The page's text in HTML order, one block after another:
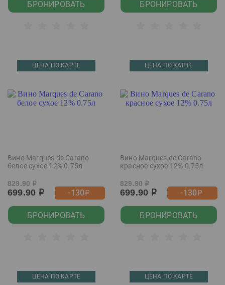
БРОНИРОВАТЬ БРОНИРОВАТЬ
ЦЕНА ПО КАРТЕ
Вино Marques de Carano
белое сухое 12% 0.75л
829.90 р
699.90 р -130р
БРОНИРОВАТЬ
ЦЕНА ПО КАРТЕ
Вино Marques de Carano
красное сухое 12% 0.75л
829.90 р
699.90 р -130р
БРОНИРОВАТЬ
ЦЕНА ПО КАРТЕ ЦЕНА ПО КАРТЕ